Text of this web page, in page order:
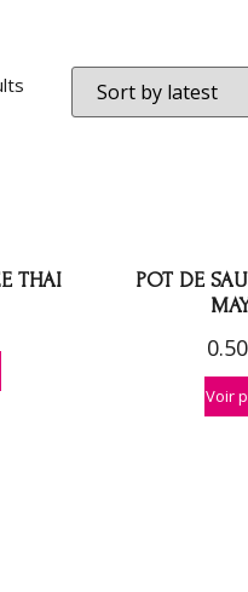
THAI
POT DE
0.50
Voir